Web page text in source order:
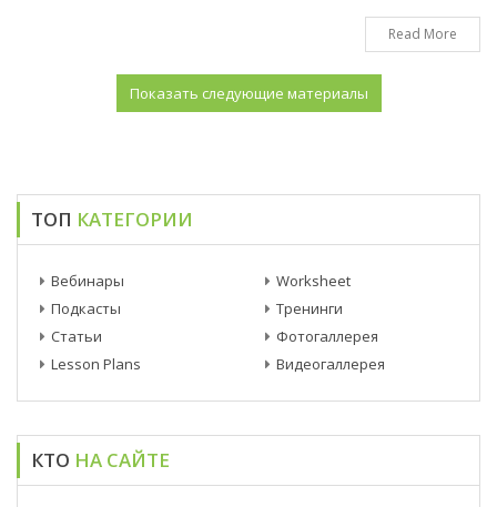
Read More
ТОП КАТЕГОРИИ
Вебинары
Подкасты
Статьи
Lesson Plans
Worksheet
Тренинги
Фотогаллерея
Видеогаллерея
КТО НА САЙТЕ